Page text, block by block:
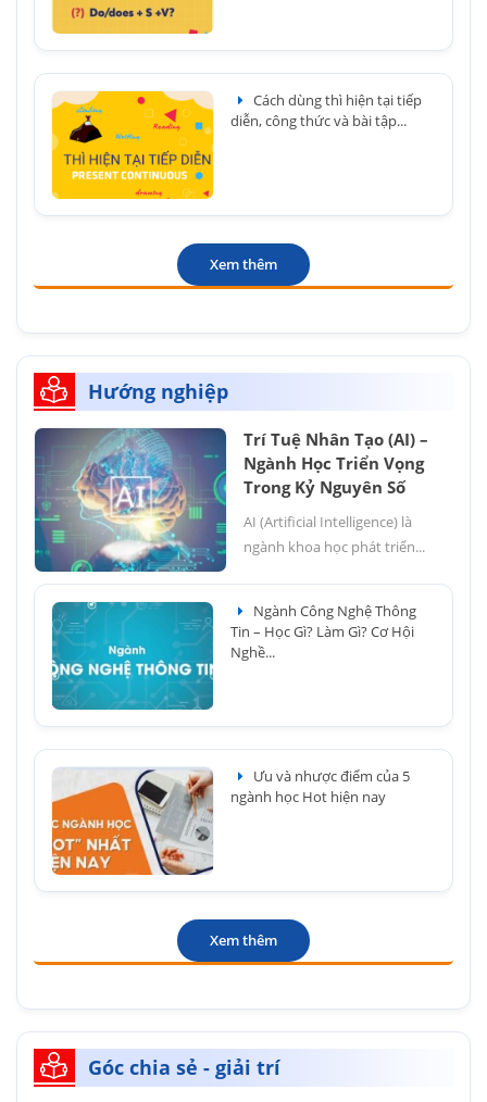
Cách dùng thì hiện tại tiếp
diễn, công thức và bài tập...
Xem thêm
Hướng nghiệp
Trí Tuệ Nhân Tạo (AI) –
Ngành Học Triển Vọng
Trong Kỷ Nguyên Số
AI (Artificial Intelligence) là
ngành khoa học phát triển...
Ngành Công Nghệ Thông
Tin – Học Gì? Làm Gì? Cơ Hội
Nghề...
Ưu và nhược điểm của 5
ngành học Hot hiện nay
Xem thêm
Góc chia sẻ - giải trí